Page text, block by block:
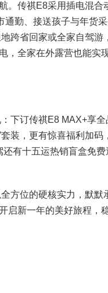
传祺E8采用插电混合
勤、接送孩子与年货
跨省回家或全家自驾
全家在外露营也能实
订传祺E8 MAX+享全
装，更有惊喜福利加
有十五运热销盲盒免
位的硬核实力，默默
新一年的美好旅程，